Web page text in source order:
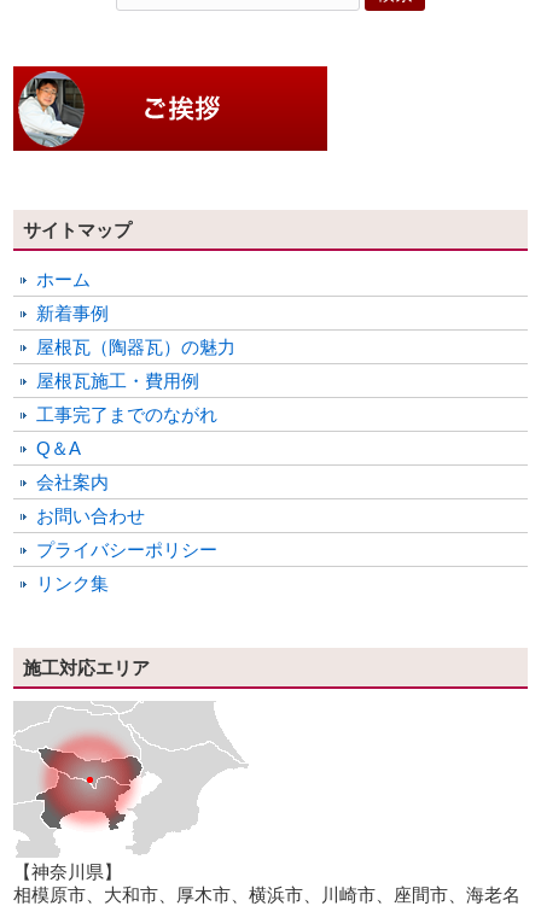
サイトマップ
ホーム
新着事例
屋根瓦（陶器瓦）の魅力
屋根瓦施工・費用例
工事完了までのながれ
Q＆A
会社案内
お問い合わせ
プライバシーポリシー
リンク集
施工対応エリア
【神奈川県】
相模原市、大和市、厚木市、横浜市、川崎市、座間市、海老名